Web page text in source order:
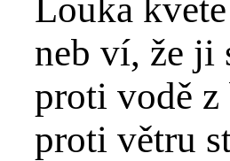
Louka
neb ví, že ji
proti vodě z
proti větru